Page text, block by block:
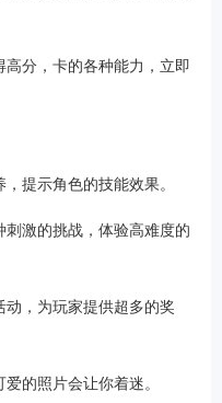
分，卡的各种能力，立即
提示角色的技能效果。
激的挑战，体验高难度的
，为玩家提供超多的奖
的照片会让你着迷。